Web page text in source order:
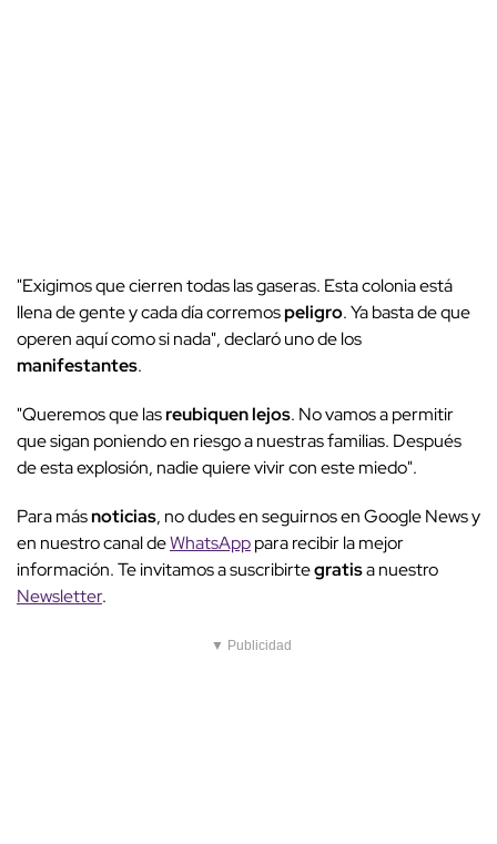
"Exigimos que cierren todas las gaseras. Esta colonia está
llena de gente y cada día corremospeligro. Ya basta de que
operen aquí como si nada", declaró uno de los
manifestantes.
"Queremos que lasreubiquen lejos. No vamos a permitir
que sigan poniendo en riesgo a nuestras familias. Después
de esta explosión, nadie quiere vivir con este miedo".
Para másnoticias, no dudes en seguirnos en Google News y
en nuestro canal deWhatsApppara recibir la mejor
información. Te invitamos a suscribirtegratisa nuestro
Newsletter.
▼ Publicidad